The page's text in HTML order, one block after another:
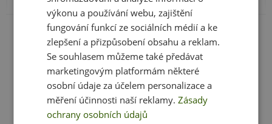
1000 g
Minimální trvanlivost: Viz. obal
Upozornění:
Skladujte na temném, chladném a suchém
místě. Nevystavujte přímému slunečnímu záření.
Chraňte před mrazem. Výrobce neručí za vady vzniklé
nevhodným skladováním a použitím.
z toho cukry:
Vláknina:
0 g
Bílkoviny:
28 g
0 g
Složení: arašídyloupané pražené, slunečnicový olej.
Zobrazit celé parametry
Ještě jste si nevybrali?
Doporučujeme vám podobné produkty
výkonu a používání webu, zajištění
fungování funkcí ze sociálních médií a ke
zlepšení a přizpůsobení obsahu a reklam.
Se souhlasem můžeme také předávat
marketingovým platformám některé
osobní údaje za účelem personalizace a
měření účinnosti naší reklamy.Zásady
ochrany osobních údajů